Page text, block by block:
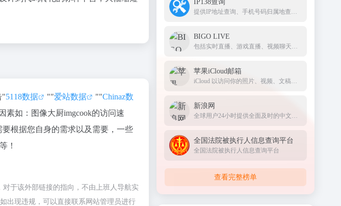
"5118数据 ""爱站数据 ""Chinaz数
素如：图像大厨imgcook的访问速
根据您自身的需求以及需要，一些
！
于该外部链接的指向，不由上班人导航实
出现违规，可以直接联系网站管理员进行
IP138查询
提供IP地址查询、手机号码归属地查询、邮政编码查询及身份证号码验证等服务
BIGO LIVE
包括实时直播、游戏直播、视频聊天、礼物打赏、PK对战等 bigolive
苹果iCloud邮箱
iCloud 以访问你的照片、视频、文稿、备忘录、通讯录及更多内容。要开始使用 Apple 服务，请使用你的 Apple ID 或创建新的帐户
新浪网
全球用户24小时提供全面及时的中文资讯
全国法院被执行人信息查询平台
全国法院被执行人信息查询平台
查看完整榜单